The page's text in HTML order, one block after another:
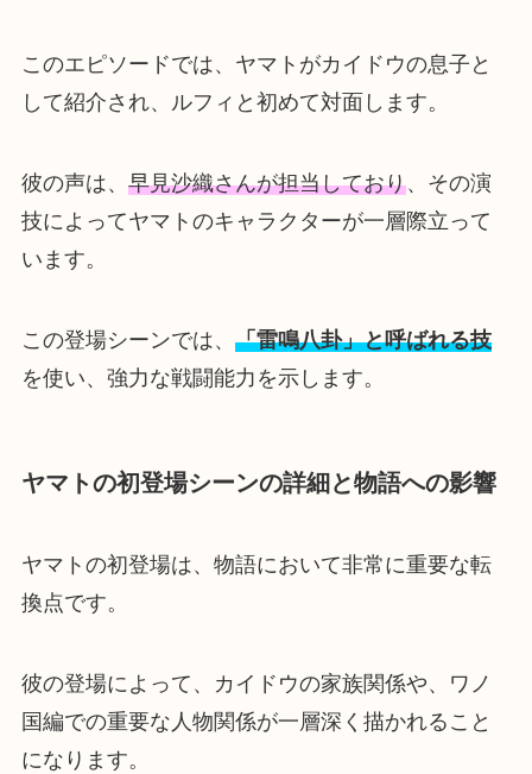
このエピソードでは、ヤマトがカイドウの息子と
して紹介され、ルフィと初めて対面します。
彼の声は、 早見沙織さんが担当しており、その演
技によってヤマトのキャラクターが一層際立って
います。
この登場シーンでは、 「雷鳴八卦」と呼ばれる技
を使い、強力な戦闘能力を示します。
ヤマトの初登場シーンの詳細と物語への影響
ヤマトの初登場は、物語において非常に重要な転
換点です。
彼の登場によって、カイドウの家族関係や、ワノ
国編での重要な人物関係が一層深く描かれること
になります。